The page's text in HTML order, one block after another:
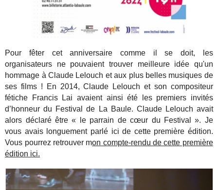
Pour fêter cet anniversaire comme il se doit, les
organisateurs ne pouvaient trouver meilleure idée qu'un
hommage à Claude Lelouch et aux plus belles musiques de
ses films ! En 2014, Claude Lelouch et son compositeur
fétiche Francis Lai avaient ainsi été les premiers invités
d’honneur du Festival de La Baule. Claude Lelouch avait
alors déclaré être « le parrain de cœur du Festival ». Je
vous avais longuement parlé ici de cette première édition.
Vous pourrez retrouver mon compte-rendu de cette première
édition ici.